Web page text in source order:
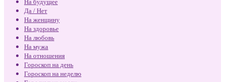
На будущее
Да / Нет
На женщину
На здоровье
На любовь
На мужа
На отношения
Гороскоп на день
Гороскоп на неделю